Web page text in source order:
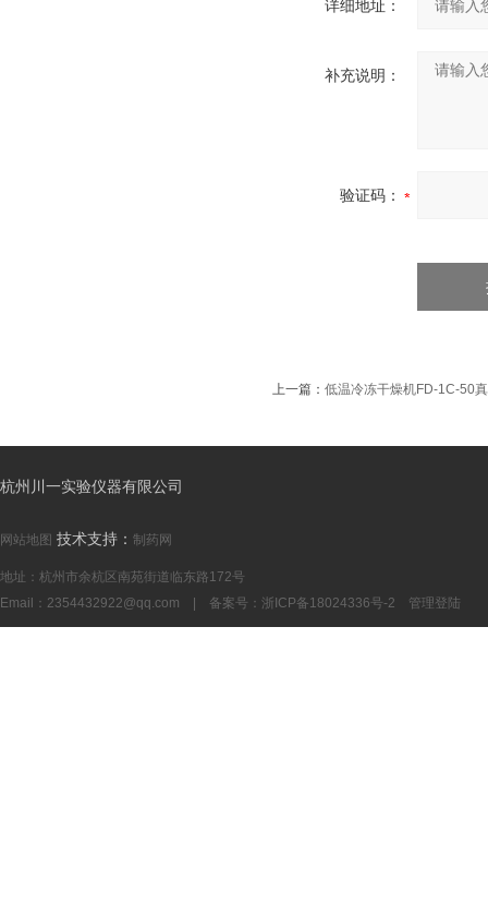
详细地址：
补充说明：
验证码：
上一篇： 低温冷冻干燥机FD-1C-50
杭州川一实验仪器有限公司
网站地图 技术支持： 制药网
地址：杭州市余杭区南苑街道临东路172号
Email： 2354432922@qq.com | 备案号： 浙ICP备18024336号-2 管理登陆